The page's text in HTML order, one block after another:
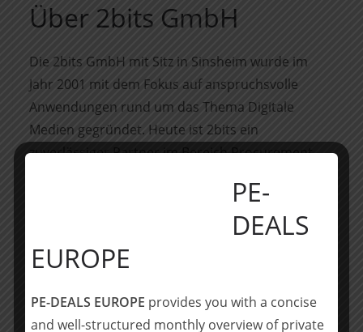
Über 2bits GmbH
Die 2bits GmbH mit Sitz in Sinsheim wurde im
Jahr 2001 mit dem Fokus auf anspruchsvolle
Anwendungen rund um das Thema Digitale
Medien gegründet. Heute ist 2bits ein
zuverlässiger Partner im Bereich Procurement
Innovation und Exzellenz im Einkaufswesen. Das
Unternehmen hat eine umfassende Procurement
Markt entwickelt. Mit über 100 erfolgreichen
ist die 2bits GmbH ein anerkannter Partner im
PE-
DEALS
EUROPE
PE-DEALS EUROPE provides you with a concise
and well-structured monthly overview of private